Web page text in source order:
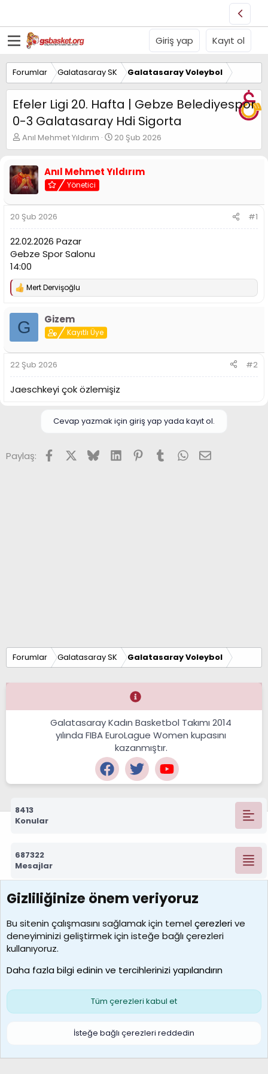
Giriş yap Kayıt ol
Forumlar Galatasaray SK Galatasaray Voleybol
Efeler Ligi 20. Hafta | Gebze Belediyespor
0-3 Galatasaray Hdi Sigorta
K
o
u
y
u
B
a
ş
a
t
a
n
Anıl Mehmet Yıldırım
B
a
l
g
h
20 Şub 2026
Anıl Mehmet Yıldırım
Yönetici
20 Şub 2026 #1
22.02.2026 Pazar
Gebze Spor Salonu
14:00
T
p
l
:
Mert Dervişoğlu
G Gizem
Kayıtlı Üye
22 Şub 2026 #2
Jaeschkeyi çok özlemişiz
Cevap yazmak için giriş yap yada kayıt ol.
Paylaş: FacebookX (Twitter)
BlueskyLinkedInPinterest
TumblrWhatsApp
E-posta
Forumlar Galatasaray SK Galatasaray Voleybol
Galatasaray Kadın Basketbol Takımı 2014
yılında FIBA EuroLague Women kupasını
kazanmıştır.
8413
Konular
687322
Mesajlar
7390
Kullanıcılar
MosesBrownHayranı
Son üye
Çerezler
S
Gizliliğinize önem veriyoruz
Bu sitenin çalışmasını sağlamak için temelçerezlerive
deneyiminizi geliştirmek için isteğe bağlı çerezleri
kullanıyoruz.
Daha fazla bilgi edinin ve tercihlerinizi yapılandırın
Tüm çerezleri kabul et
İsteğe bağlı çerezleri reddedin